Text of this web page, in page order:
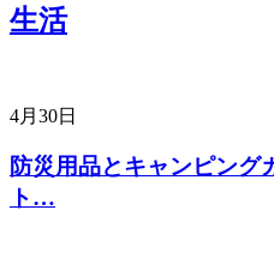
生活
4月30日
防災用品とキャンピング
ト…